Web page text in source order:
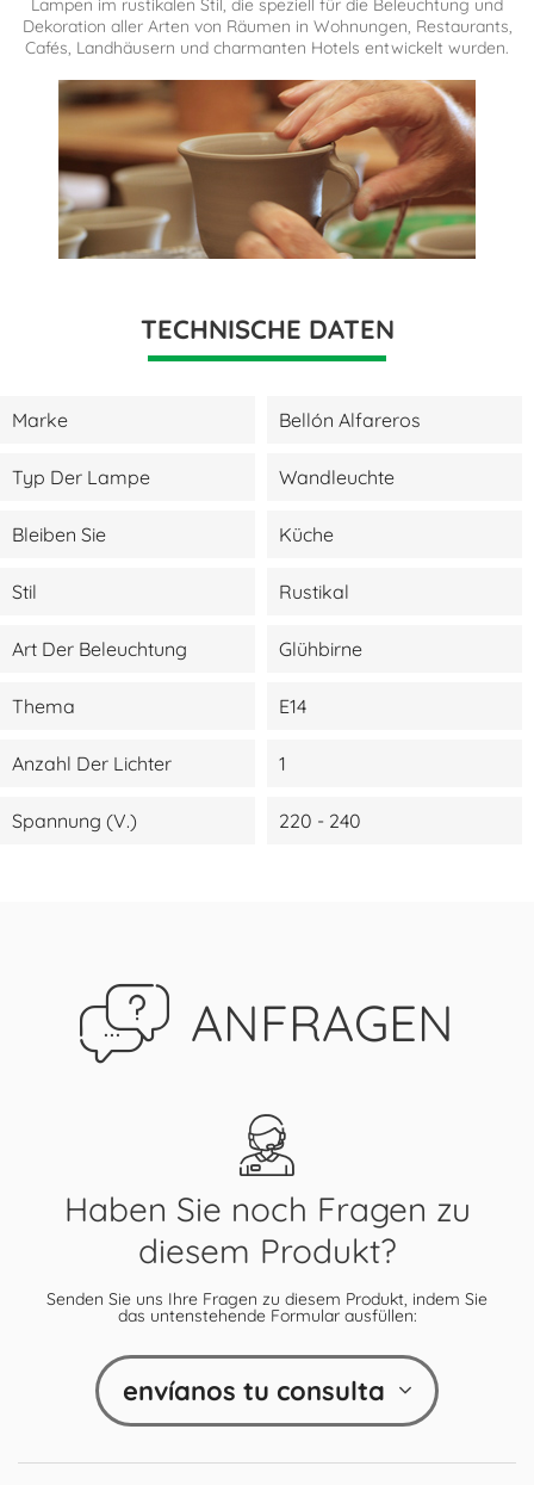
Lampen im rustikalen Stil, die speziell für die Beleuchtung und
Dekoration aller Arten von Räumen in Wohnungen, Restaurants,
Cafés, Landhäusern und charmanten Hotels entwickelt wurden.
TECHNISCHE DATEN
Marke Bellón Alfareros
Typ Der Lampe Wandleuchte
Bleiben Sie Küche
Stil Rustikal
Art Der Beleuchtung Glühbirne
Thema E14
Anzahl Der Lichter 1
Spannung (V.) 220 - 240
ANFRAGEN
Haben Sie noch Fragen zu
diesem Produkt?
Senden Sie uns Ihre Fragen zu diesem Produkt, indem Sie
das untenstehende Formular ausfüllen:
envíanos tu consulta